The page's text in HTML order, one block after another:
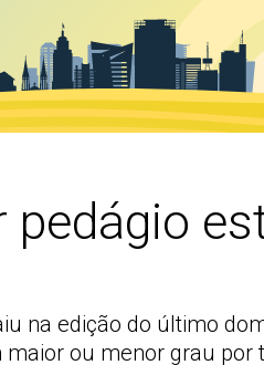
pedágio
na edição do último
ou menor grau